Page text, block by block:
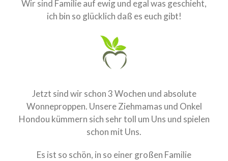
LitterArchiv
Memory
Heidi aka Zindika Ojambo
Photography
Wir sind Familie auf ewig und egal was geschieht,
ich bin so glücklich daß es euch gibt!
Jetzt sind wir schon 3 Wochen und absolute
Wonneproppen. Unsere Ziehmamas und Onkel
Hondou kümmern sich sehr toll um Uns und spielen
schon mit Uns.
Es ist so schön, in so einer großen Familie